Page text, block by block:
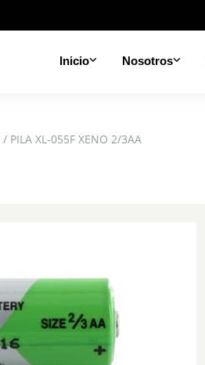
Inicio Nosotros
/ PILA XL-055F XENO 2/3AA